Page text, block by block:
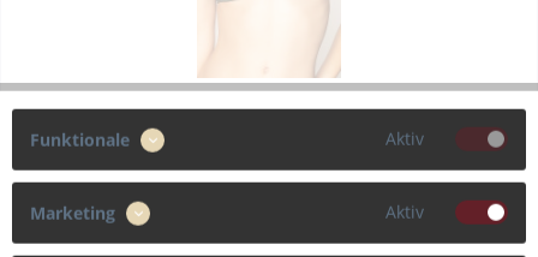
Antigel La Cordeliere Triangle Bikini Oberteil
Der Triangel-Bikini hat eine junge und glamouröse Form,
bietet perfekte Unterstützung und hat einen tiefen Ausschnitt.
Mit der Schleife am Ausschnitt kann die Tiefe von diesem
reguliert werden. Der Triangel-Bikini, perfekt, um am...
Funktionale Aktiv
Marketing Aktiv